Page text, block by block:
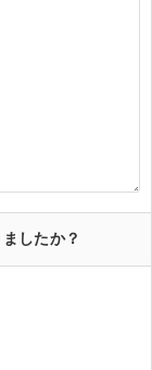
したか？